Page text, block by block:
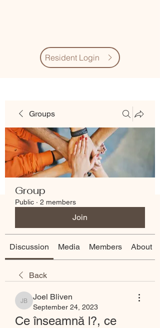
Resident Login
Groups
Group
Public · 2 members
Join
Discussion Media Members About
Back
Joel Bliven
Joel Bliven
September 24, 2023
Ce înseamnă l?, ce